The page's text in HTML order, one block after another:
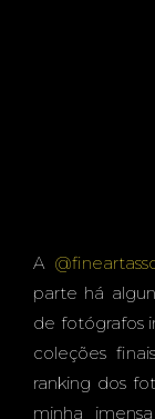
A
parte há
de fotógrafos
coleções
ranking dos
minha